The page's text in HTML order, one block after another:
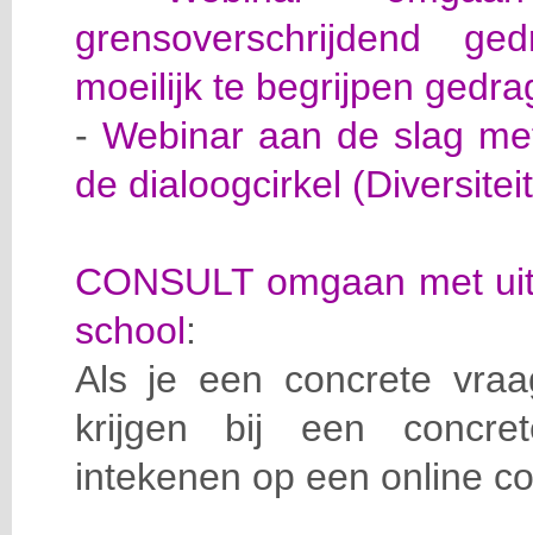
grensoverschrijdend
moeilijk te begrijpen
- Webinar aan de slag
de dialoogcirkel
CONSULT omgaan met
school:
Als je een concrete
krijgen bij een
intekenen op een online